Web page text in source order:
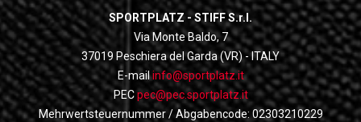
SPORTPLATZ - STIFF S.r.l.
Via Monte Baldo, 7
37019 Peschiera del Garda (VR) - ITALY
E-mailinfo@sportplatz.it
PECpec@pec.sportplatz.it
Mehrwertsteuernummer / Abgabencode: 02303210229